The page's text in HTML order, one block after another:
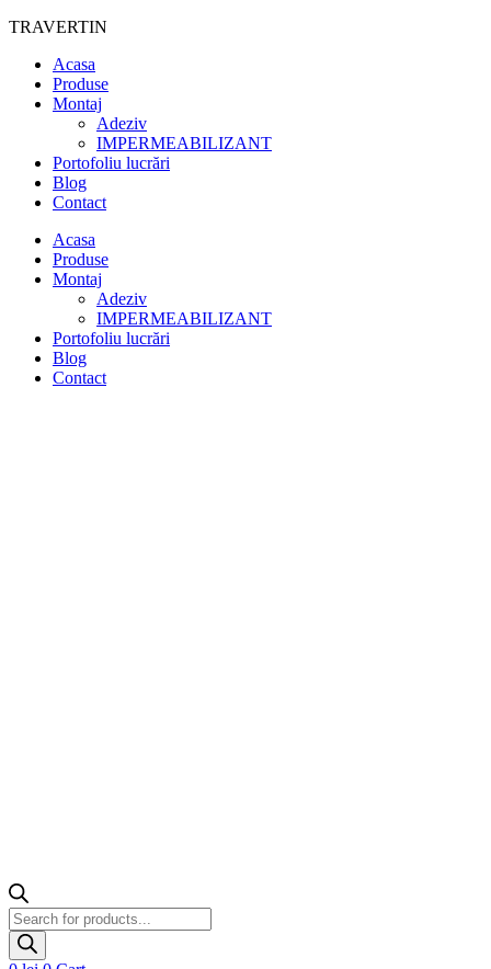
Sari
conținut
TRAVERTIN
Acasa
Produse
Montaj
Adeziv
IMPERMEABILIZANT
Portofoliu lucrări
Blog
Contact
Acasa
Produse
Montaj
Adeziv
IMPERMEABILIZANT
Portofoliu lucrări
Blog
Contact
Products
search